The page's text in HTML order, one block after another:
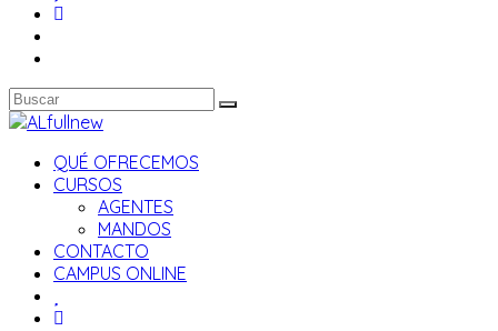
QUÉ OFRECEMOS
CURSOS
AGENTES
MANDOS
CONTACTO
CAMPUS ONLINE